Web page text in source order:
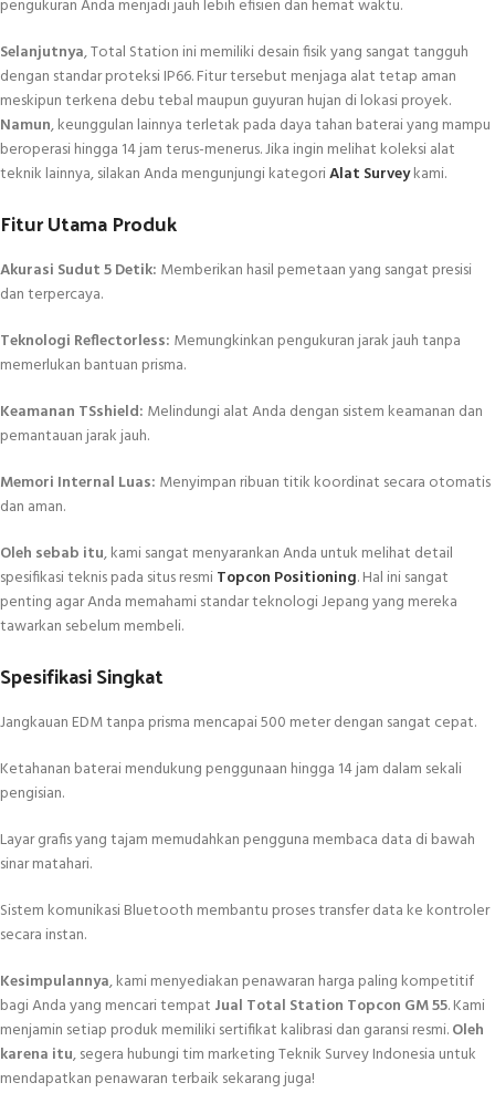
pengukuran Anda menjadi jauh lebih efisien dan hemat waktu.
Selanjutnya, Total Station ini memiliki desain fisik yang sangat tangguh
dengan standar proteksi IP66. Fitur tersebut menjaga alat tetap aman
meskipun terkena debu tebal maupun guyuran hujan di lokasi proyek.
Namun, keunggulan lainnya terletak pada daya tahan baterai yang mampu
beroperasi hingga 14 jam terus-menerus. Jika ingin melihat koleksi alat
teknik lainnya, silakan Anda mengunjungi kategoriAlat Surveykami.
Fitur Utama Produk
Akurasi Sudut 5 Detik: Memberikan hasil pemetaan yang sangat presisi
dan terpercaya.
Teknologi Reflectorless: Memungkinkan pengukuran jarak jauh tanpa
memerlukan bantuan prisma.
Keamanan TSshield: Melindungi alat Anda dengan sistem keamanan dan
pemantauan jarak jauh.
Memori Internal Luas: Menyimpan ribuan titik koordinat secara otomatis
dan aman.
Oleh sebab itu, kami sangat menyarankan Anda untuk melihat detail
spesifikasi teknis pada situs resmiTopcon Positioning. Hal ini sangat
penting agar Anda memahami standar teknologi Jepang yang mereka
tawarkan sebelum membeli.
Spesifikasi Singkat
Jangkauan EDM tanpa prisma mencapai 500 meter dengan sangat cepat.
Ketahanan baterai mendukung penggunaan hingga 14 jam dalam sekali
pengisian.
Layar grafis yang tajam memudahkan pengguna membaca data di bawah
sinar matahari.
Sistem komunikasi Bluetooth membantu proses transfer data ke kontroler
secara instan.
Kesimpulannya, kami menyediakan penawaran harga paling kompetitif
bagi Anda yang mencari tempat Jual Total Station Topcon GM 55. Kami
menjamin setiap produk memiliki sertifikat kalibrasi dan garansi resmi.Oleh
karena itu, segera hubungi tim marketing Teknik Survey Indonesia untuk
mendapatkan penawaran terbaik sekarang juga!